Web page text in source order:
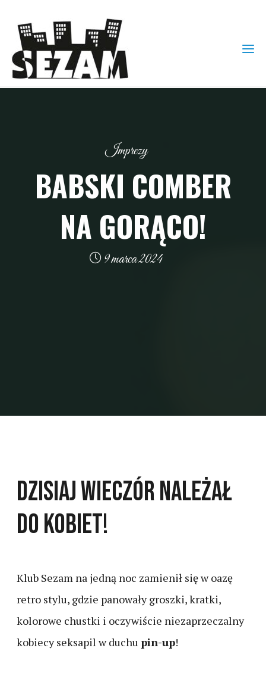
Imprezy
BABSKI COMBER
NA GORĄCO!
9 marca 2024
Dzisiaj wieczór należał
do kobiet!
Klub Sezam na jedną noc zamienił się w oazę
retro stylu, gdzie panowały groszki, kratki,
kolorowe chustki i oczywiście niezaprzeczalny
kobiecy seksapil w duchu pin-up!